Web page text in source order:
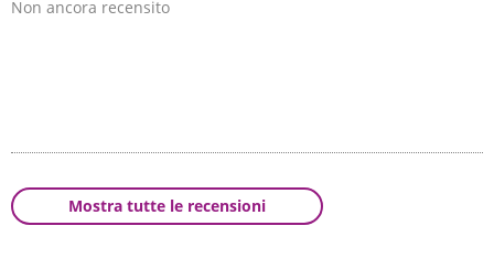
Non ancora recensito
Mostra tutte le recensioni